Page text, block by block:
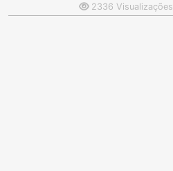
2336 Visualizações